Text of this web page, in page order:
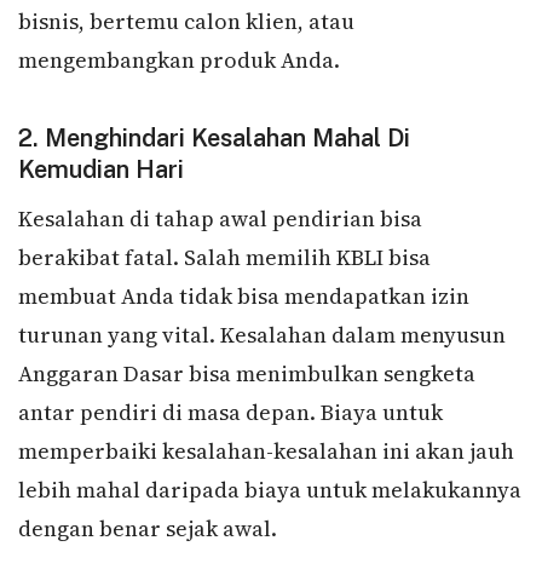
bisnis, bertemu calon klien, atau
mengembangkan produk Anda.
2. Menghindari Kesalahan Mahal Di
Kemudian Hari
Kesalahan di tahap awal pendirian bisa
berakibat fatal. Salah memilih KBLI bisa
membuat Anda tidak bisa mendapatkan izin
turunan yang vital. Kesalahan dalam menyusun
Anggaran Dasar bisa menimbulkan sengketa
antar pendiri di masa depan. Biaya untuk
memperbaiki kesalahan-kesalahan ini akan jauh
lebih mahal daripada biaya untuk melakukannya
dengan benar sejak awal.